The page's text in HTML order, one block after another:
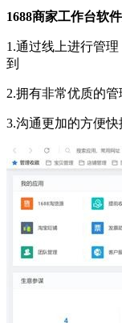
1688商家工作台软
1.通过线上进行管
到
2.拥有非常优质的
3.沟通更加的方便